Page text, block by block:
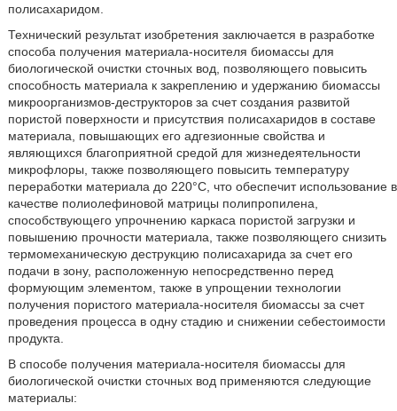
полисахаридом.
Технический результат изобретения заключается в разработке
способа получения материала-носителя биомассы для
биологической очистки сточных вод, позволяющего повысить
способность материала к закреплению и удержанию биомассы
микроорганизмов-деструкторов за счет создания развитой
пористой поверхности и присутствия полисахаридов в составе
материала, повышающих его адгезионные свойства и
являющихся благоприятной средой для жизнедеятельности
микрофлоры, также позволяющего повысить температуру
переработки материала до 220°С, что обеспечит использование в
качестве полиолефиновой матрицы полипропилена,
способствующего упрочнению каркаса пористой загрузки и
повышению прочности материала, также позволяющего снизить
термомеханическую деструкцию полисахарида за счет его
подачи в зону, расположенную непосредственно перед
формующим элементом, также в упрощении технологии
получения пористого материала-носителя биомассы за счет
проведения процесса в одну стадию и снижении себестоимости
продукта.
В способе получения материала-носителя биомассы для
биологической очистки сточных вод применяются следующие
материалы: